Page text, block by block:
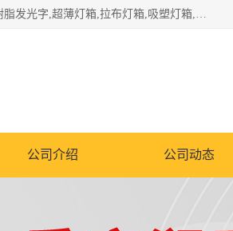
重庆润乔广告有限公司是一家集重庆广告制作,重庆标识标牌,亚克力发光字,led发光字,树脂发光字,超薄灯箱,拉布灯箱,吸塑灯箱,门头招牌,企业形象墙,写真喷绘,x展架,拉网展架,广告展架,条幅,锦旗设计,制作,施工,维护为一体的专业化广告公司.
公司介绍 公司动态